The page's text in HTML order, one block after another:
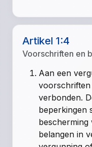
Artikel 1:4
Voorschriften en
Aan een
verbonden.
beperkingen
bescherming
belangen in